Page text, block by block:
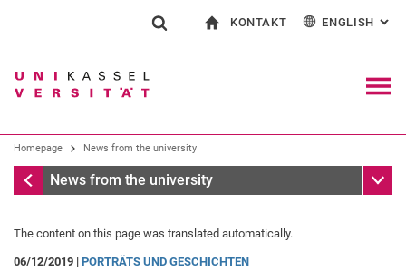
Jump directly to: content
Jump directly to: search
Jump directly to: main
Search (opens an external link in a
KONTAKT
Contact for press and public
Search facilities
ENGLISH :
Homepage News from the university
Homepage
News from the university Sub
The content on this page was translated automatically.
06/12/2019 | PORTRÄTS UND GESCHICHTEN